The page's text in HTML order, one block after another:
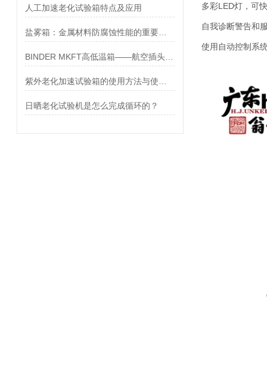
人工加速老化试验箱特点及应用
日晒老化试验机是怎么完成循环的？
多彩LED灯，可
自我诊断警告和
使用自动控制系